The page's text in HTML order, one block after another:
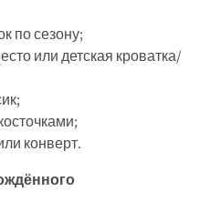
по сезону;
или детская кроватка/
конверт.